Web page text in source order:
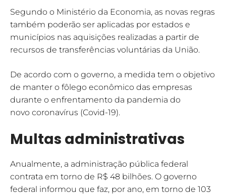
Segundo o Ministério da Economia, as novas regras
também poderão ser aplicadas por estados e
municípios nas aquisições realizadas a partir de
recursos de transferências voluntárias da União.
De acordo com o governo, a medida tem o objetivo
de manter o fôlego econômico das empresas
durante o enfrentamento da pandemia do
novo coronavírus (Covid-19).
Multas administrativas
Anualmente, a administração pública federal
contrata em torno de R$ 48 bilhões. O governo
federal informou que faz, por ano, em torno de 103